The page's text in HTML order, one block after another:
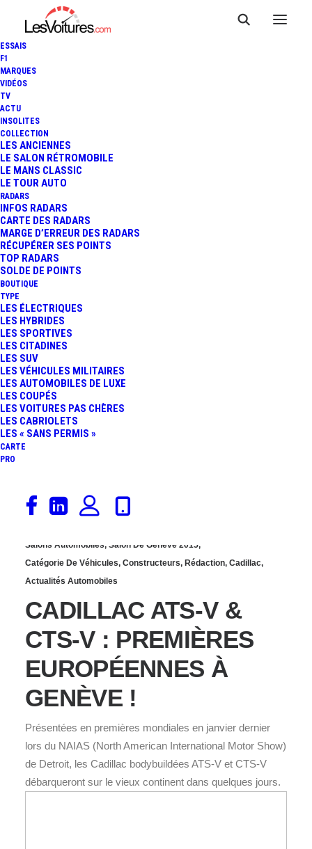
ESSAIS
F1
MARQUES
VIDÉOS
TV
ACTU
INSOLITES
COLLECTION
LES ANCIENNES
LE SALON RÉTROMOBILE
LE MANS CLASSIC
LE TOUR AUTO
RADARS
INFOS RADARS
CARTE DES RADARS
MARGE D’ERREUR DES RADARS
RÉCUPÉRER SES POINTS
TOP RADARS
SOLDE DE POINTS
BOUTIQUE
TYPE
LES ÉLECTRIQUES
LES HYBRIDES
LES SPORTIVES
LES CITADINES
LES SUV
LES VÉHICULES MILITAIRES
LES AUTOMOBILES DE LUXE
LES COUPÉS
LES VOITURES PAS CHÈRES
LES CABRIOLETS
LES « SANS PERMIS »
CARTE
PRO
23 février 2015
CADILLAC WINTER TEST
DRIVE : TOUT SCHUSS
EN SUISSE !
Salons Automobiles, Salon De Genève 2015,
Catégorie De Véhicules, Constructeurs, Rédaction, Cadillac,
Actualités Automobiles
CADILLAC ATS-V &
CTS-V : PREMIÈRES
EUROPÉENNES À
GENÈVE !
Présentées en premières mondiales en janvier dernier
lors du NAIAS (North American International Motor Show)
de Detroit, les Cadillac bodybuildées ATS-V et CTS-V
débarqueront sur le vieux continent dans quelques jours.